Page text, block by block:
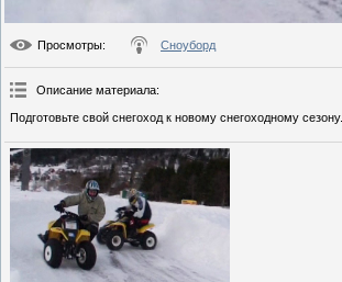
Просмотры: Сноуборд
Описание материала:
Подготовьте свой снегоход к новому снегоходному сезону.